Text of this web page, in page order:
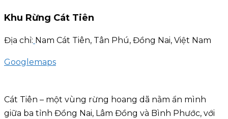
Khu Rừng Cát Tiên
Địa chỉ: Nam Cát Tiên, Tân Phú, Đồng Nai, Việt Nam
Googlemaps
Cát Tiên – một vùng rừng hoang dã nằm ẩn mình
giữa ba tỉnh Đồng Nai, Lâm Đồng và Bình Phước, với